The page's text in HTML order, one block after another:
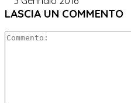
LASCIA UN COMMENTO